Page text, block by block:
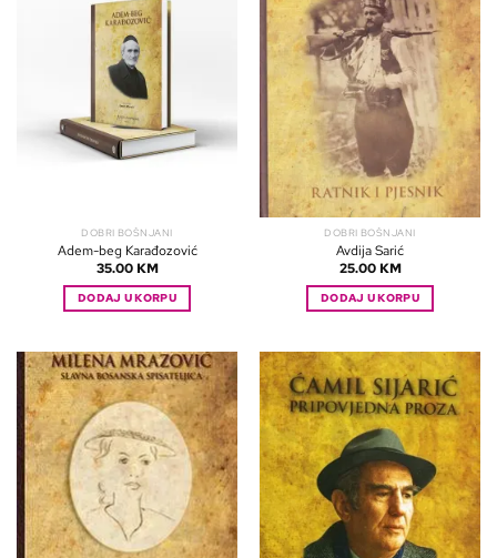
DOBRI BOŠNJANI
Adem-beg Karađozović
35.00 KM
DODAJ U KORPU
DOBRI BOŠNJANI
Avdija Sarić
25.00 KM
DODAJ U KORPU